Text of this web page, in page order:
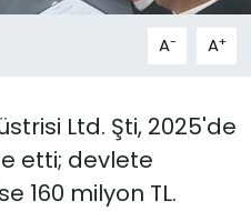
A- A+
Ltd. Şti, 2025'de
etti; devlete
160 milyon TL.